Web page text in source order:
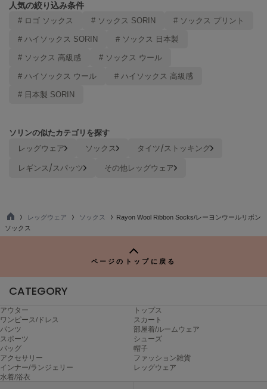
nezu
ネズ
ナイキ
ナウンス
ヌル
On
オニツカ タイガー
ORR
PATRICK
パトリック
Philly chocolate
フィリーチョコレート
人気の絞り込み条件
# ロゴ ソックス # ソックス SORIN # ソックス プリント
# ハイソックス SORIN # ソックス 日本製
# ソックス 高級感 # ソックス ウール
# ハイソックス ウール # ハイソックス 高級感
# 日本製 SORIN
ソリンの似たカテゴリを探す
レッグウェア ソックス
タイツ/ストッキング
レギンス/スパッツ
その他レッグウェア
TO
P
レッグウェア ソックス
Rayon Wool Ribbon Socks/レーヨンウールリボン
ソックス
ページのトップに戻る
CATEGORY
アウター
トップス
ワンピース/ドレス
スカート
パンツ
部屋着/ルームウェア
スポーツ
シューズ
バッグ
帽子
アクセサリー
ファッション雑貨
インナー/ランジェリー
レッグウェア
水着/浴衣